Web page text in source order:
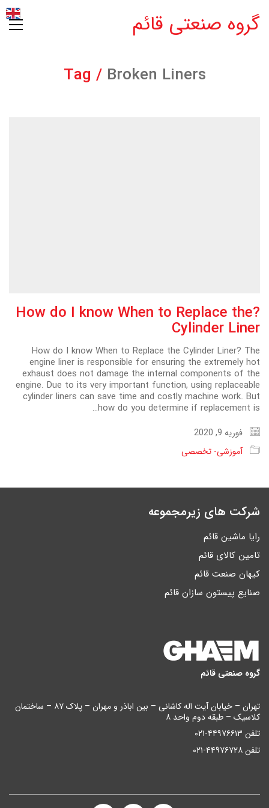
گروه صنعتی قائم
Tag / Broken Liners
?How do I know When to Replace the
Cylinder Liner
How do I know When to Replace the Cylinder Liner? The
engine liner is responsible for ensuring the extremely hot
exhaust does not damage the internal components of the
engine. Due to its very important function, using replaceable
cylinder liners can save time and costly machine work. But
how do you determine if replacement is…
فوریه 9, 2020
آموزشی- تخصصی
شرکت های زیرمجموعه
رایا ماشین قائم
تامین کالای قائم
کیهان صنعت قائم
صنایع پیستون سازان قائم
گروه صنعتی قائم
تهران – خیابان آیت اله کاشانی – بین اباذر و مهران – پلاک ۸۷ – ساختمان
کلاسیک – طبقه دوم واحد ۸
تلفن ۴۴۹۷۶۶۱۳-۰۲۱
تلفن ۴۴۹۷۶۷۲۸-۰۲۱